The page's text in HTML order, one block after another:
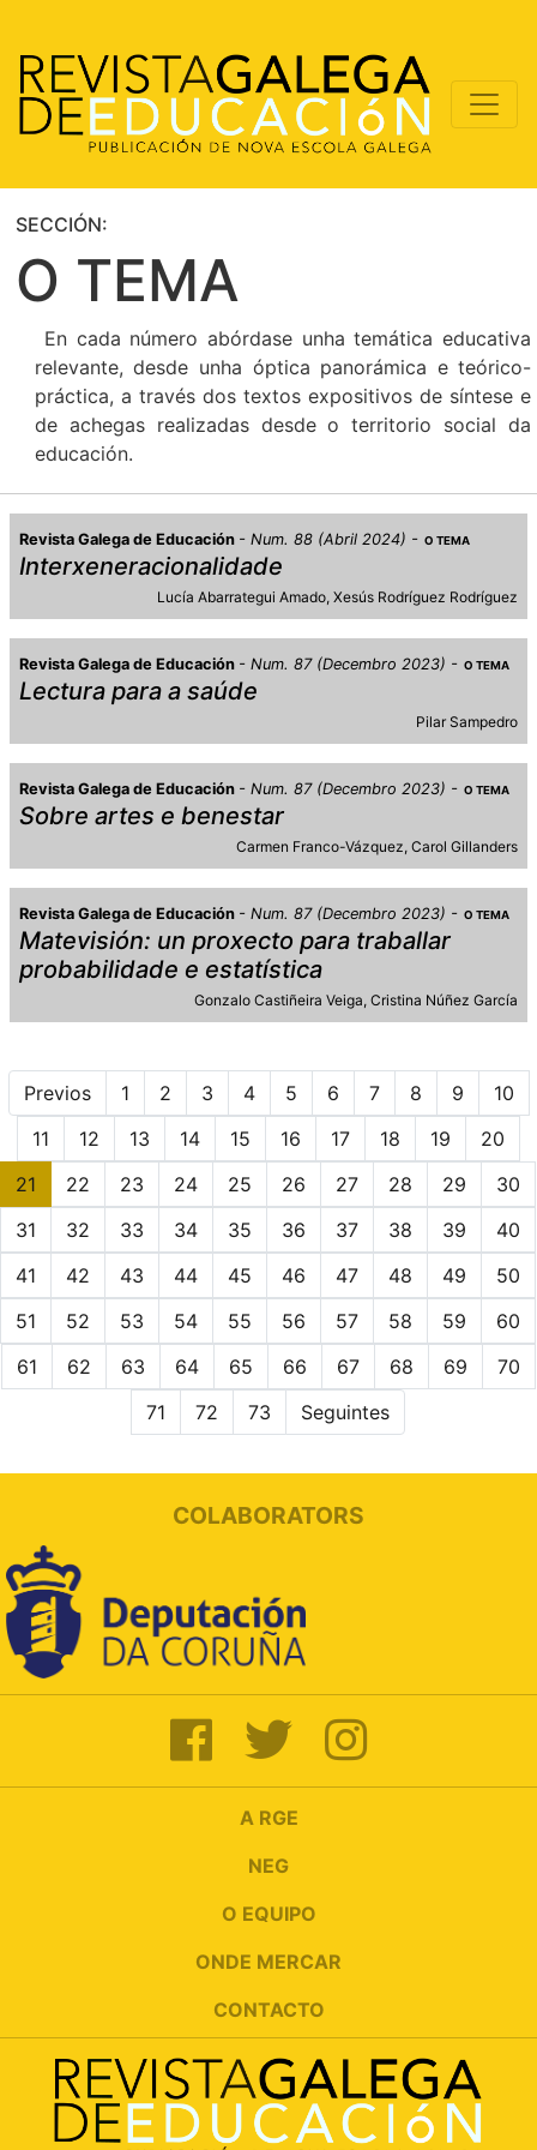
SECCIÓN:
O TEMA
En cada número abórdase unha temática educativa
relevante, desde unha óptica panorámica e teórico-
práctica, a través dos textos expositivos de síntese e
de achegas realizadas desde o territorio social da
educación.
Revista Galega de Educación Num. 88 (Abril 2024) O TEMA
Interxeneracionalidade
Lucía Abarrategui Amado Xesús Rodríguez Rodríguez
Revista Galega de Educación Num. 87 (Decembro 2023) O TEMA
Lectura para a saúde
Pilar Sampedro
Revista Galega de Educación Num. 87 (Decembro 2023) O TEMA
Sobre artes e benestar
Carmen Franco-Vázquez Carol Gillanders
Revista Galega de Educación Num. 87 (Decembro 2023) O TEMA
Matevisión: un proxecto para traballar
probabilidade e estatística
Gonzalo Castiñeira Veiga Cristina Núñez García
Previos 1 2 3 4 5 6 7 8 9
10
11
12 13 14 15 16 17 18 19
20
21
22 23 24 25 26 27 28 29
30
31
32 33 34 35 36 37 38 39
40
41
42 43 44 45 46 47 48 49
50
51
52 53 54 55 56 57 58 59
60
61
62 63 64 65 66 67 68 69
70
71
72 73 Seguintes
COLABORATORS
A RGE
NEG
O EQUIPO
ONDE MERCAR
CONTACTO